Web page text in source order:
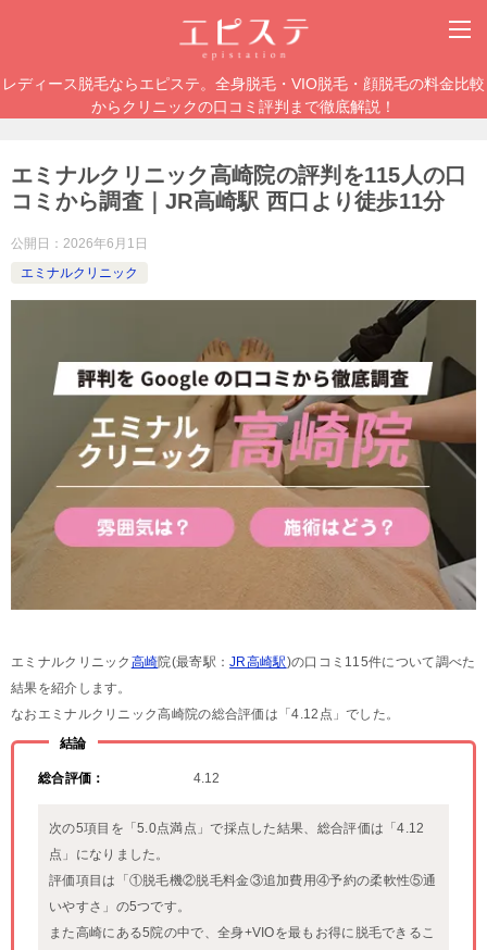
レディース脱毛ならエピステ。全身脱毛・VIO脱毛・顔脱毛の料金比較
からクリニックの口コミ評判まで徹底解説！
エミナルクリニック高崎院の評判を115人の口
コミから調査｜JR高崎駅 西口より徒歩11分
公開日： 2026年6月1日
エミナルクリニック
エミナルクリニック 高崎院(最寄駅：JR高崎駅)の口コミ115件について調べた
結果を紹介します。
なおエミナルクリニック高崎院の総合評価は「4.12点」でした。
結論
総合評価： 4.12
次の5項目を「5.0点満点」で採点した結果、総合評価は「4.12
点」になりました。
評価項目は「①脱毛機②脱毛料金③追加費用④予約の柔軟性⑤通
いやすさ」の5つです。
また高崎にある5院の中で、全身+VIOを最もお得に脱毛できるこ